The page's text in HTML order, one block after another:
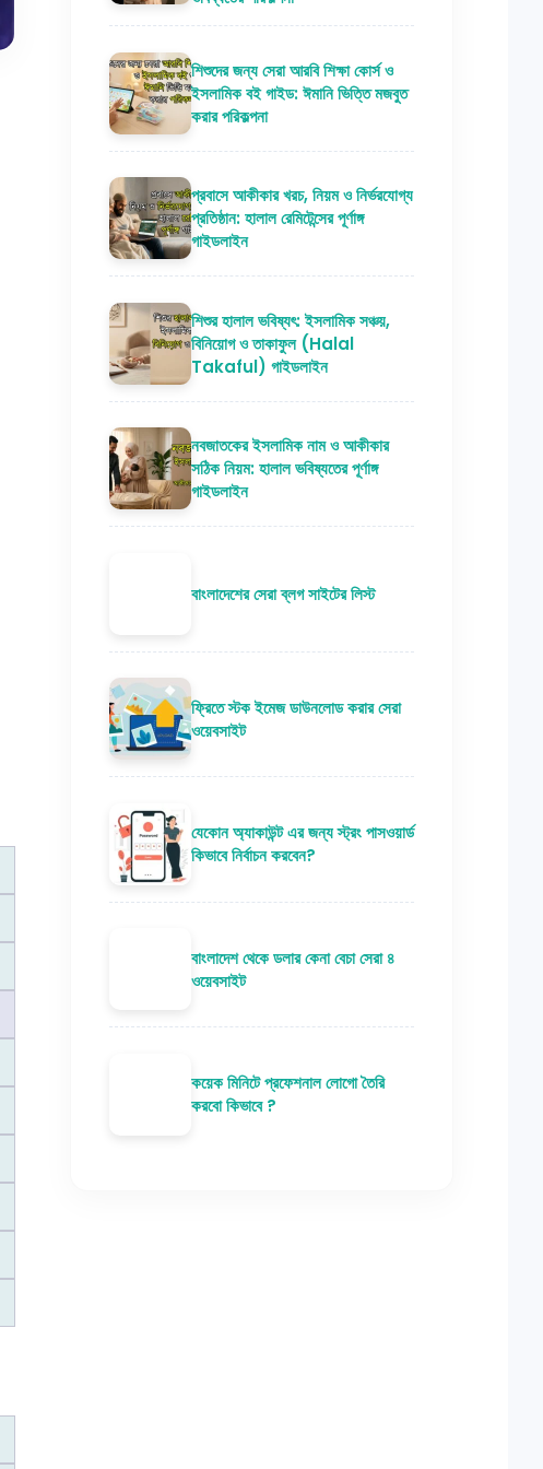
শিশুদের জন্য সেরা আরবি শিক্ষা কোর্স ও
ইসলামিক বই গাইড: ঈমানি ভিত্তি মজবুত
করার পরিকল্পনা
প্রবাসে আকীকার খরচ, নিয়ম ও নির্ভরযোগ্য
প্রতিষ্ঠান: হালাল রেমিটেন্সের পূর্ণাঙ্গ
গাইডলাইন
শিশুর হালাল ভবিষ্যৎ: ইসলামিক সঞ্চয়,
বিনিয়োগ ও তাকাফুল (Halal
Takaful) গাইডলাইন
নবজাতকের ইসলামিক নাম ও আকীকার
সঠিক নিয়ম: হালাল ভবিষ্যতের পূর্ণাঙ্গ
গাইডলাইন
বাংলাদেশের সেরা ব্লগ সাইটের লিস্ট
ফ্রিতে স্টক ইমেজ ডাউনলোড করার সেরা
ওয়েবসাইট
যেকোন অ্যাকাউন্ট এর জন্য স্ট্রং পাসওয়ার্ড
কিভাবে নির্বাচন করবেন?
বাংলাদেশ থেকে ডলার কেনা বেচা সেরা ৪
ওয়েবসাইট
কয়েক মিনিটে প্রফেশনাল লোগো তৈরি
করবো কিভাবে ?